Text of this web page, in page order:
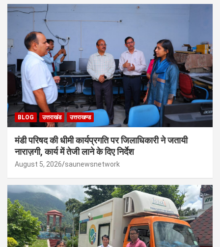
BLOG उत्तराखंड उत्तराखण्ड
मंडी परिषद की धीमी कार्यप्रगति पर जिलाधिकारी ने जतायी
नाराज़गी, कार्य में तेजी लाने के दिए निर्देश
August 5, 2026 saunewsnetwork